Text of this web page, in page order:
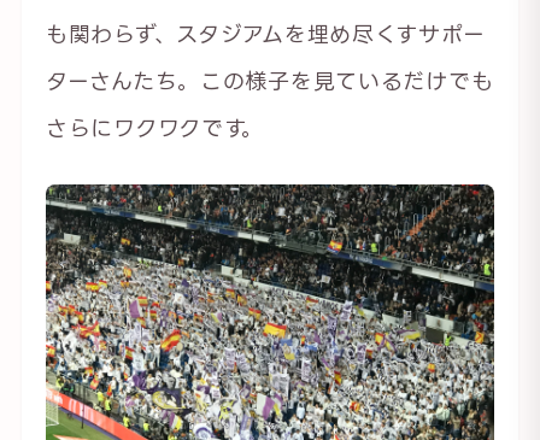
も関わらず、スタジアムを埋め尽くすサポー
ターさんたち。この様子を見ているだけでも
さらにワクワクです。